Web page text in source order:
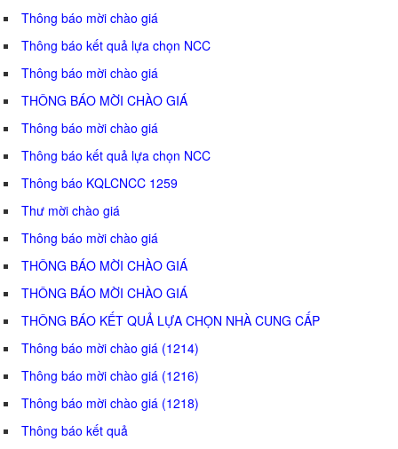
Thông báo mời chào giá
Thông báo kết quả lựa chọn NCC
Thông báo mời chào giá
THÔNG BÁO MỜI CHÀO GIÁ
Thông báo mời chào giá
Thông báo kết quả lựa chọn NCC
Thông báo KQLCNCC 1259
Thư mời chào giá
Thông báo mời chào giá
THÔNG BÁO MỜI CHÀO GIÁ
THÔNG BÁO MỜI CHÀO GIÁ
THÔNG BÁO KẾT QUẢ LỰA CHỌN NHÀ CUNG CẤP
Thông báo mời chào giá (1214)
Thông báo mời chào giá (1216)
Thông báo mời chào giá (1218)
Thông báo kết quả